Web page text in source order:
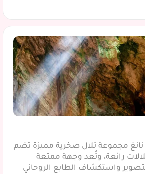
نانغ مجموعة تلال صخرية مميزة تضم
رائعة، وتُعد وجهة ممتعة
واستكشاف الطابع الروحاني